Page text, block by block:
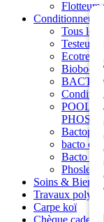
Flotteurs
Conditionneurs
Tous les
Testeur
Ecotreat
POOL
bacto
Bacto
Phosless
Soins & Bien-
Travaux
Carpe koï